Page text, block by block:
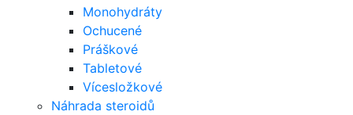
Monohydráty
Ochucené
Práškové
Tabletové
Vícesložkové
Náhrada steroidů